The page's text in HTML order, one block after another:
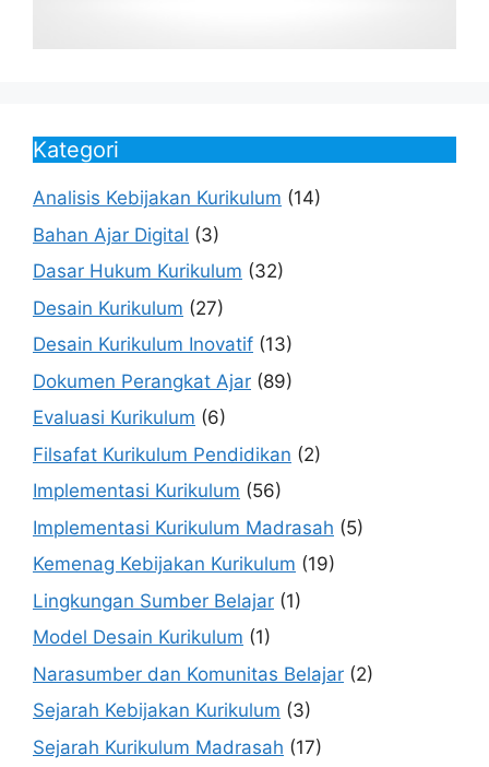
Kategori
Analisis Kebijakan Kurikulum (14)
Bahan Ajar Digital (3)
Dasar Hukum Kurikulum (32)
Desain Kurikulum (27)
Desain Kurikulum Inovatif (13)
Dokumen Perangkat Ajar (89)
Evaluasi Kurikulum (6)
Filsafat Kurikulum Pendidikan (2)
Implementasi Kurikulum (56)
Implementasi Kurikulum Madrasah (5)
Kemenag Kebijakan Kurikulum (19)
Lingkungan Sumber Belajar (1)
Model Desain Kurikulum (1)
Narasumber dan Komunitas Belajar (2)
Sejarah Kebijakan Kurikulum (3)
Sejarah Kurikulum Madrasah (17)